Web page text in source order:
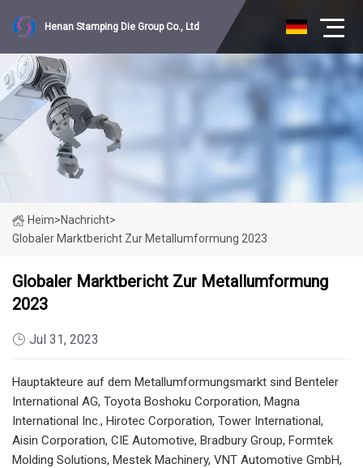
Henan Stamping Die Group Co., Ltd
Heim>Nachricht>
Globaler Marktbericht Zur Metallumformung 2023
Globaler Marktbericht Zur Metallumformung
2023
Jul 31, 2023
Hauptakteure auf dem Metallumformungsmarkt sind Benteler
International AG, Toyota Boshoku Corporation, Magna
International Inc., Hirotec Corporation, Tower International,
Aisin Corporation, CIE Automotive, Bradbury Group, Formtek
Molding Solutions, Mestek Machinery, VNT Automotive GmbH,